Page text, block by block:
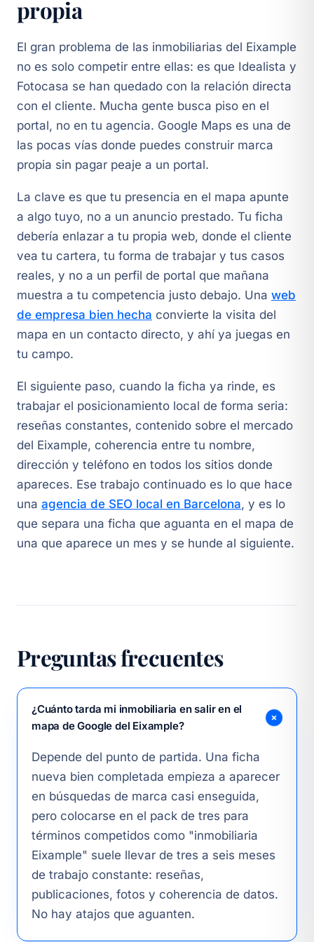
propia
El gran problema de las inmobiliarias del Eixample
no es solo competir entre ellas: es que Idealista y
Fotocasa se han quedado con la relación directa
con el cliente. Mucha gente busca piso en el
portal, no en tu agencia. Google Maps es una de
las pocas vías donde puedes construir marca
propia sin pagar peaje a un portal.
La clave es que tu presencia en el mapa apunte
a algo tuyo, no a un anuncio prestado. Tu ficha
debería enlazar a tu propia web, donde el cliente
vea tu cartera, tu forma de trabajar y tus casos
reales, y no a un perfil de portal que mañana
muestra a tu competencia justo debajo. Una web
de empresa bien hecha convierte la visita del
mapa en un contacto directo, y ahí ya juegas en
tu campo.
El siguiente paso, cuando la ficha ya rinde, es
trabajar el posicionamiento local de forma seria:
reseñas constantes, contenido sobre el mercado
del Eixample, coherencia entre tu nombre,
dirección y teléfono en todos los sitios donde
apareces. Ese trabajo continuado es lo que hace
una agencia de SEO local en Barcelona, y es lo
que separa una ficha que aguanta en el mapa de
una que aparece un mes y se hunde al siguiente.
Preguntas frecuentes
¿Cuánto tarda mi inmobiliaria en salir en el
mapa de Google del Eixample?
Depende del punto de partida. Una ficha
nueva bien completada empieza a aparecer
en búsquedas de marca casi enseguida,
pero colocarse en el pack de tres para
términos competidos como "inmobiliaria
Eixample" suele llevar de tres a seis meses
de trabajo constante: reseñas,
publicaciones, fotos y coherencia de datos.
No hay atajos que aguanten.